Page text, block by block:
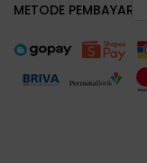
METODE PEMBAYARAN